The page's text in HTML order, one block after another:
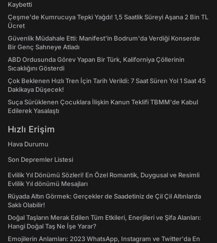
Kaybetti
Çeşme'de Kumrucuya Tepki Yağdı! 1,5 Saatlik Süreyi Aşana 2 Bin TL
Ücret
Güvenlik Müdahale Etti: Manifest'in Bodrum'da Verdiği Konserde
Bir Genç Sahneye Atladı
ABD Ordusunda Görev Yapan Bir Türk, Kaliforniya Çöllerinin
Sıcaklığını Gösterdi
Çok Beklenen Hızlı Tren İçin Tarih Verildi: 7 Saat Süren Yol 1 Saat 45
Dakikaya Düşecek!
Suça Sürüklenen Çocuklara İlişkin Kanun Teklifi TBMM'de Kabul
Edilerek Yasalaştı
Hızlı Erişim
Hava Durumu
Son Depremler Listesi
Evlilik Yıl Dönümü Sözleri! En Özel Romantik, Duygusal ve Resimli
Evlilik Yıl dönümü Mesajları
Rüyada Altın Görmek: Gerçekler de Saadetiniz de Çil Çil Altınlarda
Saklı Olabilir!
Doğal Taşların Merak Edilen Tüm Etkileri, Enerjileri ve Şifa Alanları:
Hangi Doğal Taş Ne İşe Yarar?
Emojilerin Anlamları: 2023 WhatsApp, Instagram ve Twitter'da En